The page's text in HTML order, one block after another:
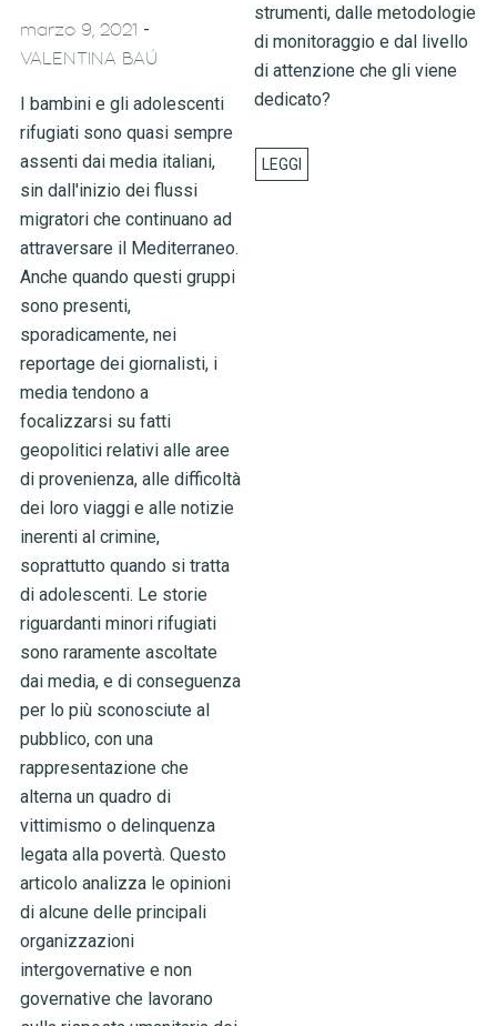
marzo 9, 2021 -
VALENTINA BAÚ
I bambini e gli adolescenti
rifugiati sono quasi sempre
assenti dai media italiani,
sin dall'inizio dei flussi
migratori che continuano ad
attraversare il Mediterraneo.
Anche quando questi gruppi
sono presenti,
sporadicamente, nei
reportage dei giornalisti, i
media tendono a
focalizzarsi su fatti
geopolitici relativi alle aree
di provenienza, alle difficoltà
dei loro viaggi e alle notizie
inerenti al crimine,
soprattutto quando si tratta
di adolescenti. Le storie
riguardanti minori rifugiati
sono raramente ascoltate
dai media, e di conseguenza
per lo più sconosciute al
pubblico, con una
rappresentazione che
alterna un quadro di
vittimismo o delinquenza
legata alla povertà. Questo
articolo analizza le opinioni
di alcune delle principali
organizzazioni
intergovernative e non
governative che lavorano
strumenti, dalle metodologie
di monitoraggio e dal livello
di attenzione che gli viene
dedicato?